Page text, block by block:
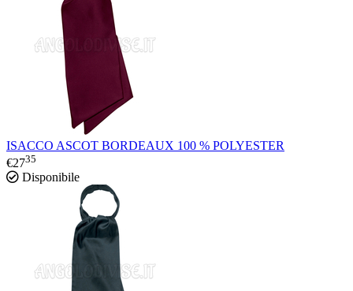
ISACCO ASCOT BORDEAUX 100 % POLYESTER
€2735
Disponibile